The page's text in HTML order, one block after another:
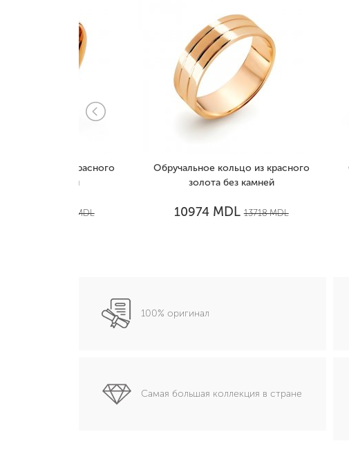
Обручальное кольцо из красного
золота без камней
MDL 13718 MDL
100% оригинал
Самая большая коллекция в стране